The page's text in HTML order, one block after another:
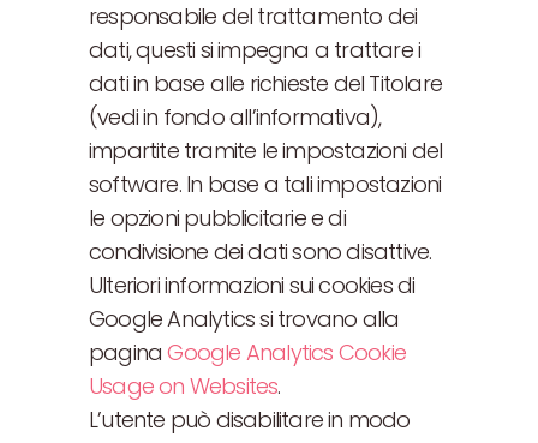
responsabile del trattamento dei
dati, questi si impegna a trattare i
dati in base alle richieste del Titolare
(vedi in fondo all’informativa),
impartite tramite le impostazioni del
software. In base a tali impostazioni
le opzioni pubblicitarie e di
condivisione dei dati sono disattive.
Ulteriori informazioni sui cookies di
Google Analytics si trovano alla
paginaGoogle Analytics Cookie
Usage on Websites.
L’utente può disabilitare in modo